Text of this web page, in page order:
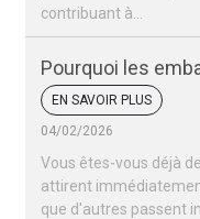
contribuant à...
Pourquoi les
vos snacks sont-
marque ?
EN SAVOIR PLUS
04/02/2026
Vous êtes-vous déjà
attirent
que d'autres passent